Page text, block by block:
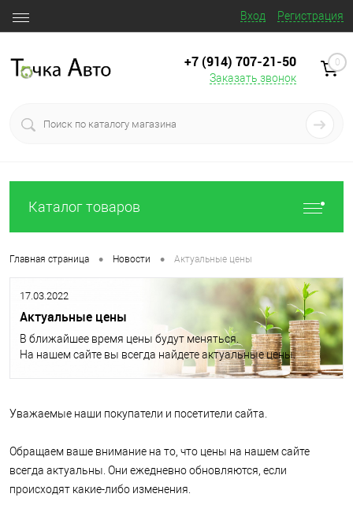
Вход Регистрация
+7 (914) 707‒21‒50
Заказать звонок
0
Каталог товаров
Главная страница • Новости • Актуальные цены
17.03.2022
Актуальные цены
В ближайшее время цены будут меняться.
На нашем сайте вы всегда найдете актуальные цены.
Уважаемые наши покупатели и посетители сайта.
Обращаем ваше внимание на то, что цены на нашем сайте
всегда актуальны. Они ежедневно обновляются, если
происходят какие-либо изменения.